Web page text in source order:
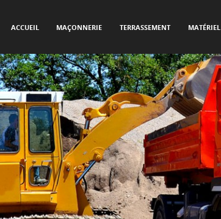
Menu
SKIP TO CONTENT
ACCUEIL MAÇONNERIE TERRASSEMENT MATÉRIEL